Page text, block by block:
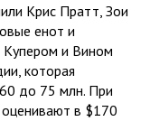
Крис Пратт, Зои
енот и
Купером и Вином
которая
до 75 млн. При
в $170